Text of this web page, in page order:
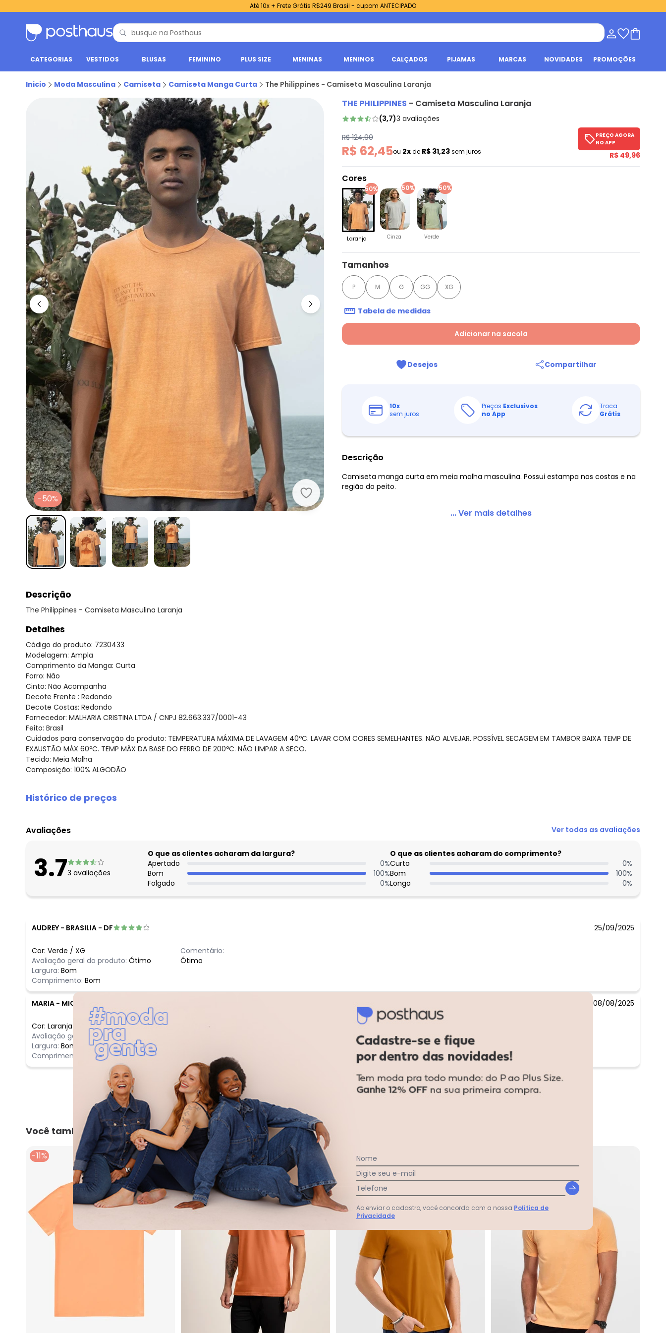
Até 10x + Frete Grátis R$249 Brasil - cupom ANTECIPADO
CATEGORIAS VESTIDOS BLUSAS FEMININO PLUS SIZE MENINAS MENINOS CALÇADOS PIJAMAS MARCAS NOVIDADES PROMOÇÕES
Inicio Moda Masculina Camiseta Camiseta Manga Curta The Philippines - Camiseta Masculina Laranja
The Philippines - Camiseta Masculina Laranja
-50%
THE PHILIPPINES - Camiseta Masculina Laranja
(3,7)3 avaliações
R$ 124,90
R$ 62,45ou 2xde R$ 31,23sem juros
PREÇO AGORA
NO APP
R$ 49,96
Cores
50%
Laranja
50%
Cinza
50%
Verde
Tamanhos
P M G GG XG
Tabela de medidas
Adicionar na sacola
Desejos Compartilhar
10x
sem juros
Preços Exclusivos
no App
Troca
Grátis
Descrição
Camiseta manga curta em meia malha masculina. Possui estampa nas costas e na
região do peito.
... Ver mais detalhes
Descrição
The Philippines - Camiseta Masculina Laranja
Detalhes
Código do produto: 7230433
Modelagem: Ampla
Comprimento da Manga: Curta
Forro: Não
Cinto: Não Acompanha
Decote Frente : Redondo
Decote Costas: Redondo
Fornecedor: MALHARIA CRISTINA LTDA / CNPJ 82.663.337/0001-43
Feito: Brasil
Cuidados para conservação do produto: TEMPERATURA MÁXIMA DE LAVAGEM 40ºC. LAVAR COM CORES SEMELHANTES. NÃO ALVEJAR. POSSÍVEL SECAGEM EM TAMBOR BAIXA TEMP DE
EXAUSTÃO MÁX 60ºC. TEMP MÁX DA BASE DO FERRO DE 200ºC. NÃO LIMPAR A SECO.
Tecido: Meia Malha
Composição: 100% ALGODÃO
Histórico de preços
agosto/2026
R$ 37,47
maio/2026 N/D*
abril/2026 N/D*
N/D*
fevereiro/2026 N/D*
Avaliações Ver todas as avaliações
3.73 avaliações
O que as clientes acharam da largura?
Apertado
0%
Bom
100%
Folgado
0%
O que as clientes acharam do comprimento?
Curto
0%
Bom
100%
Longo
0%
AUDREY - BRASILIA - DF 25/09/2025
Cor: Verde / XG
Avaliação geral do produto: Ótimo
Largura: Bom
Comprimento: Bom
Comentário:
Ótimo
MARIA - MIGUEL ALVES - PI 08/08/2025
Cor: Laranja
XG
Avaliação geral do produto:
Largura: Bom
Comprimento:
Bom
Comentário:
Ver todas as avaliações
Você também pode gostar
-11% -50% -50%Nome
Digite seu e-mail
Telefone
Ao enviar o cadastro, você concorda com a nossa Política de
Privacidade